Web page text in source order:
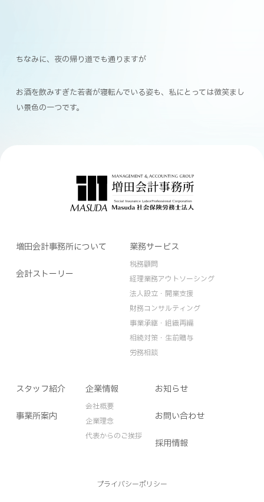
ちなみに、夜の帰り道でも通りますが
お酒を飲みすぎた若者が寝転んでいる姿も、私にとっては微笑まし
い景色の一つです。
増田会計事務所について
会計ストーリー
業務サービス
税務顧問
経理業務アウトソーシング
法人設立・開業支援
財務コンサルティング
事業承継・組織再編
相続対策・生前贈与
労務相談
スタッフ紹介
事業所案内
企業情報
会社概要
企業理念
代表からのご挨拶
お知らせ
お問い合わせ
採用情報
プライバシーポリシー